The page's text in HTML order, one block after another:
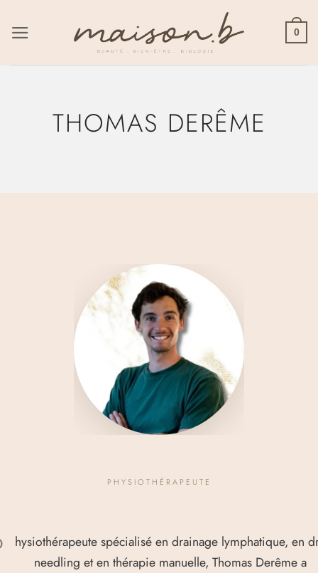
0
THOMAS DERÊME
PHYSIOTHÉRAPEUTE
hysiothérapeute spécialisé en drainage lymphatique, en
needling et en thérapie manuelle, Thomas Derême a